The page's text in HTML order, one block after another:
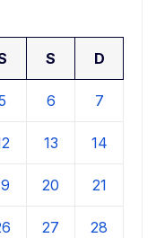
S D
6 7
13 14
20 21
27 28